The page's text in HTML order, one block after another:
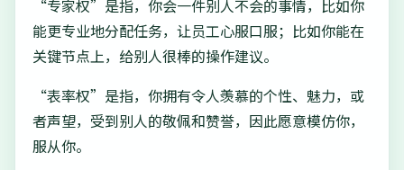
“专家权”是指，你会一件别人不会的事情，比如你
能更专业地分配任务，让员工心服口服；比如你能在
关键节点上，给别人很棒的操作建议。
“表率权”是指，你拥有令人羡慕的个性、魅力，或
者声望，受到别人的敬佩和赞誉，因此愿意模仿你，
服从你。